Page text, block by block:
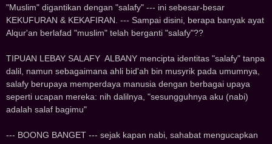
"Muslim" digantikan dengan "salafy" --- ini sebesar-besar
KEKUFURAN & KEKAFIRAN. --- Sampai disini, berapa banyak ayat
Alqur'an berlafad "muslim" telah berganti "salafy"??
TIPUAN LEBAY SALAFY ALBANY mencipta identitas "salafy" tanpa
dalil, namun sebagaimana ahli bid'ah bin musyrik pada umumnya,
salafy berupaya memperdaya manusia dengan berbagai upaya
seperti ucapan mereka: nih dalilnya, "sesungguhnya aku (nabi)
adalah salaf bagimu"
--- BOONG BANGET --- sejak kapan nabi, sahabat mengucapkan